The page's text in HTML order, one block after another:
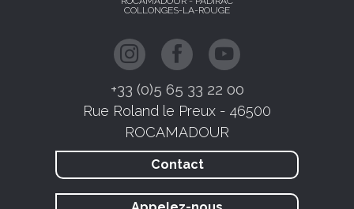
COLLONGES-LA-ROUGE
+33 (0)5 65 33 22 00
Rue Roland le Preux - 46500
ROCAMADOUR
Contact